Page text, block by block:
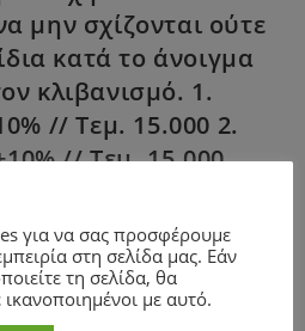
μην σχίζονται ούτε
κατά το άνοιγμα
κλιβανισμό. 1.
// Τεμ. 15.000 2.
// Τεμ. 15.000
Zoom100%
για να σας προσφέρουμε
στη σελίδα μας. Εάν
τη σελίδα, θα
με αυτό.